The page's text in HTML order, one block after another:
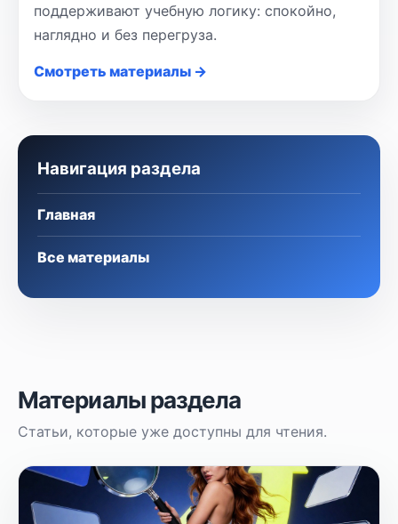
поддерживают учебную логику: спокойно,
наглядно и без перегруза.
Смотреть материалы →
Навигация раздела
Главная
Все материалы
Материалы раздела
Статьи, которые уже доступны для чтения.